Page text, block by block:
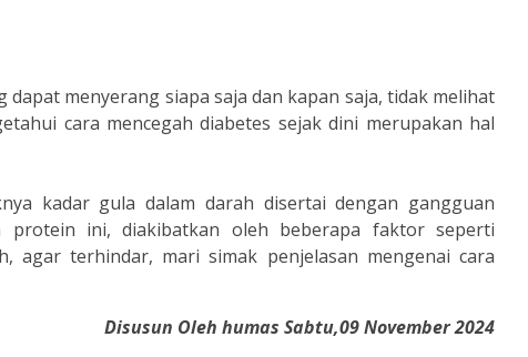
menyerang siapa saja dan kapan saja, tidak melihat
cara mencegah diabetes sejak dini merupakan hal
kadar gula dalam darah disertai dengan gangguan
protein ini, diakibatkan oleh beberapa faktor seperti
agar terhindar, mari simak penjelasan mengenai cara
Disusun Oleh humas Sabtu,09 November 2024